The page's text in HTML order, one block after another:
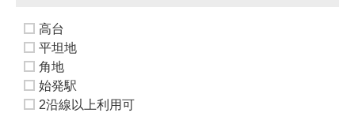
高台
平坦地
角地
始発駅
2沿線以上利用可